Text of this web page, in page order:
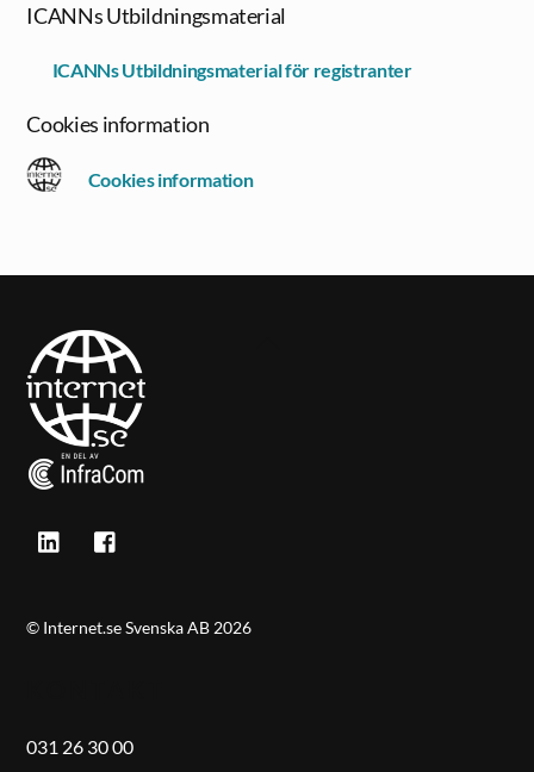
ICANNs Utbildningsmaterial
ICANNs Utbildningsmaterial för registranter
Cookies information
Cookies information
© Internet.se Svenska AB 2026
031 26 30 00